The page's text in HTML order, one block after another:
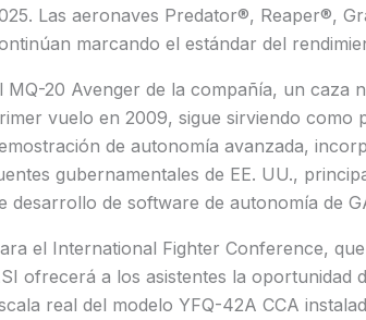
Las aeronaves Predator®, Reaper®,
marcando el estándar del
MQ-20 Avenger de la compañía, un caza
vuelo en 2009, sigue sirviendo
de autonomía avanzada,
gubernamentales de EE. UU.,
desarrollo de software de autonomía de
el International Fighter Conference,
ofrecerá a los asistentes la
real del modelo YFQ-42A CCA